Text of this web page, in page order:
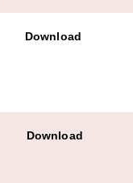
Download
Download